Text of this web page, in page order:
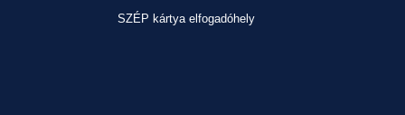
SZÉP kártya elfogadóhely